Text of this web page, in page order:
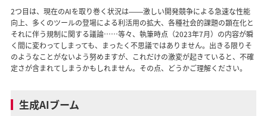
2つ目は、現在のAIを取り巻く状況は――激しい開発競争による急速な性能
向上、多くのツールの登場による利活用の拡大、各種社会的課題の顕在化と
それに伴う規制に関する議論……等々、執筆時点（2023年7月）の内容が瞬
く間に変わってしまっても、まったく不思議ではありません。出きる限りそ
のようなことがないよう努めますが、これだけの激変が起きていると、不確
定さが含まれてしまうかもしれません。その点、どうかご理解ください。
生成AIブーム